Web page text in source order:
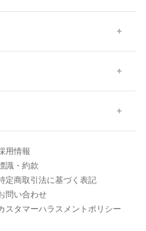
用情報
識・約款
定商取引法に基づく表記
問い合わせ
スタマーハラスメントポリシー